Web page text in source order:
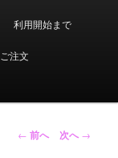
利用開始まで
注文
投← 前へ 次へ→